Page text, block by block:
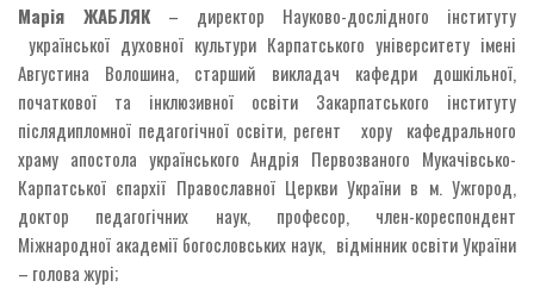
Марія ЖАБЛЯК – директор Науково-дослідного інституту
української духовної культури Карпатського університету імені
Августина Волошина, старший викладач кафедри дошкільної,
початкової та інклюзивної освіти Закарпатського інституту
післядипломної педагогічної освіти, регент хору кафедрального
храму апостола українського Андрія Первозваного Мукачівсько-
Карпатської єпархії Православної Церкви України в м. Ужгород,
доктор педагогічних наук, професор, член-кореспондент
Міжнародної академії богословських наук, відмінник освіти України
– голова журі;